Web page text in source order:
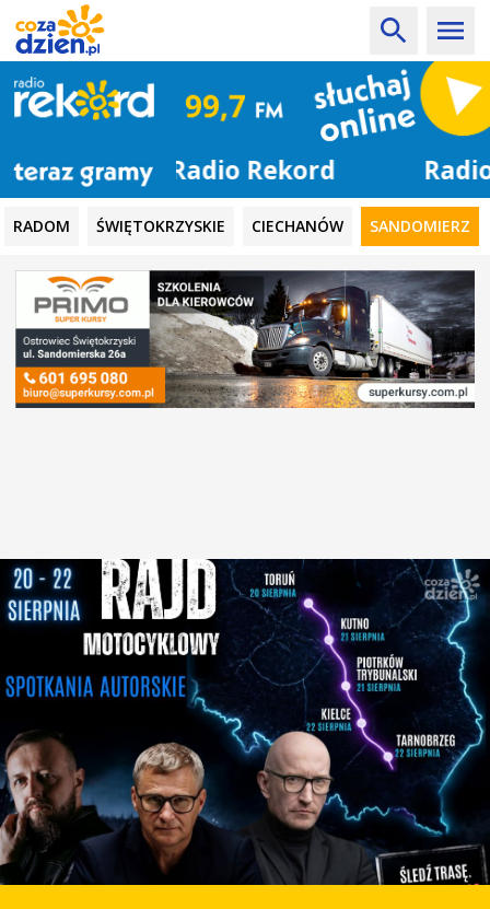
Radio Rekord
RADOM ŚWIĘTOKRZYSKIE CIECHANÓW SANDOMIERZ